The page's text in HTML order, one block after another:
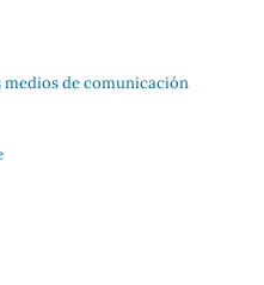
de comunicación